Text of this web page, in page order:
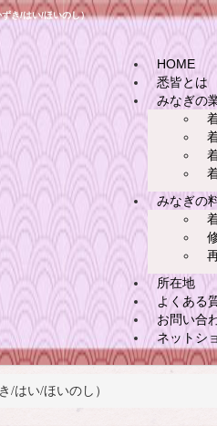
き/はい/ほいのし）
HOME
悉皆とは
みなぎの
みなぎの
所在地
よくある
お問い合
ネットシ
/はい/ほいのし）